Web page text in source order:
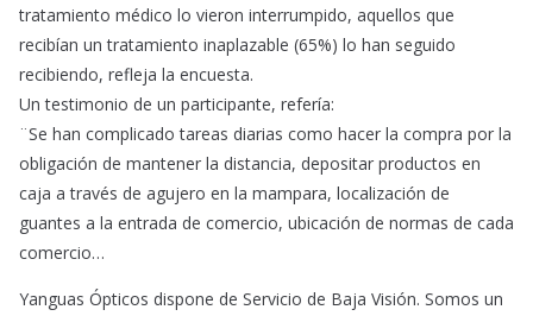
tratamiento médico lo vieron interrumpido, aquellos que
recibían un tratamiento inaplazable (65%) lo han seguido
recibiendo, refleja la encuesta.
Un testimonio de un participante, refería:
¨Se han complicado tareas diarias como hacer la compra por la
obligación de mantener la distancia, depositar productos en
caja a través de agujero en la mampara, localización de
guantes a la entrada de comercio, ubicación de normas de cada
comercio…
Yanguas Ópticos dispone de Servicio de Baja Visión. Somos un